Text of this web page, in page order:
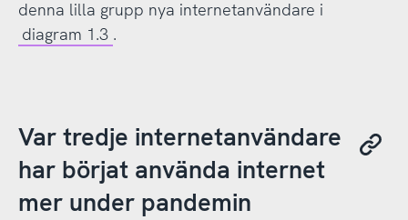
denna lilla grupp nya internetanvändare i
diagram 1.3 .
Var tredje internetanvändare
har börjat använda internet
mer under pandemin